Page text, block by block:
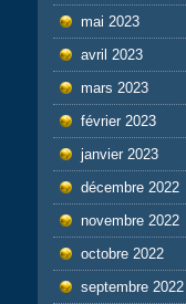
mai 2023
avril 2023
mars 2023
février 2023
janvier 2023
décembre 2022
novembre 2022
octobre 2022
septembre 2022